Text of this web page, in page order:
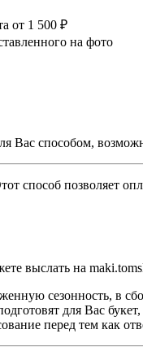
от 1 500 ₽
на фото
Вас способом,
способ позволяет
выслать на
сезонность, в
для Вас
перед тем как